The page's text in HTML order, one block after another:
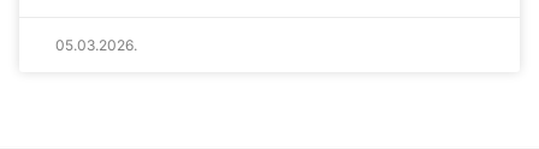
05.03.2026.